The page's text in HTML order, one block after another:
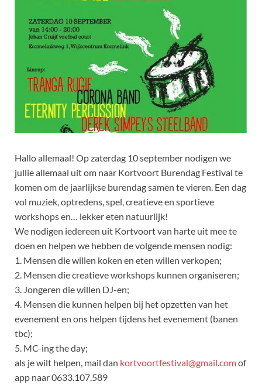
Hallo allemaal! Op zaterdag 10 september nodigen we
jullie allemaal uit om naar Kortvoort Burendag Festival te
komen om de jaarlijkse burendag samen te vieren. Een dag
vol muziek, optredens, spel, creatieve en sportieve
workshops en… lekker eten natuurlijk!
We nodigen iedereen uit Kortvoort van harte uit mee te
doen en helpen we hebben de volgende mensen nodig:
1. Mensen die willen koken en eten willen verkopen;
2. Mensen die creatieve workshops kunnen organiseren;
3. Jongeren die willen DJ-en;
4. Mensen die kunnen helpen bij het opzetten van het
evenement en ons helpen tijdens het evenement (banen
tbc);
5. MC-ing the day;
als je wilt helpen, mail dan kortvoortfestival@gmail.comof
app naar 0633.107.589